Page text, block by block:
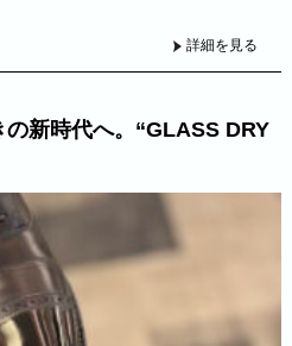
詳細を見る
の新時代へ。“GLASS DRY